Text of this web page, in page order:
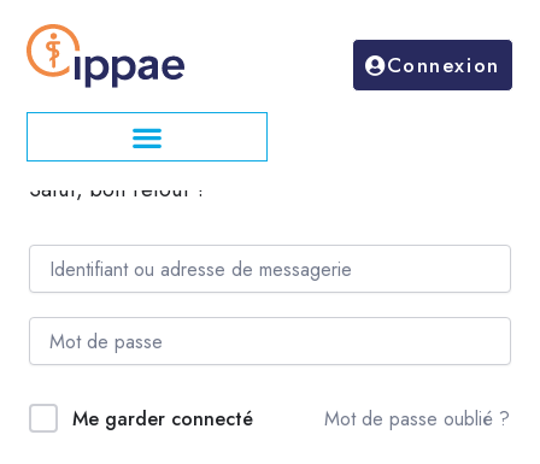
contenu
Connexion
Salut, bon retour !
Me garder connecté Mot de passe oublié ?